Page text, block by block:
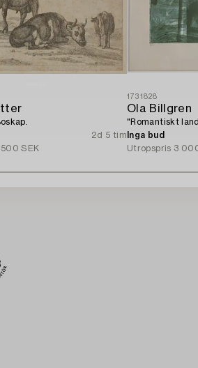
2d 5 tim
SEK
1731828
Ola Billgren
"Romantiskt
Inga bud
Utropspris 3